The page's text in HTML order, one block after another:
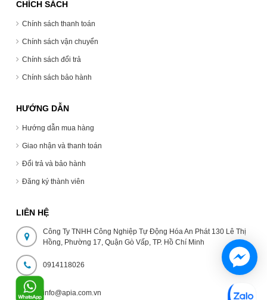
CHÍCH SÁCH
Chính sách thanh toán
Chính sách vận chuyển
Chính sách đổi trả
Chính sách bảo hành
HƯỚNG DẪN
Hướng dẫn mua hàng
Giao nhận và thanh toán
Đổi trả và bảo hành
Đăng ký thành viên
LIÊN HỆ
Công Ty TNHH Công Nghiệp Tự Động Hóa An Phát 130 Lê Thị
Hồng, Phường 17, Quận Gò Vấp, TP. Hồ Chí Minh
0914118026
info@apia.com.vn